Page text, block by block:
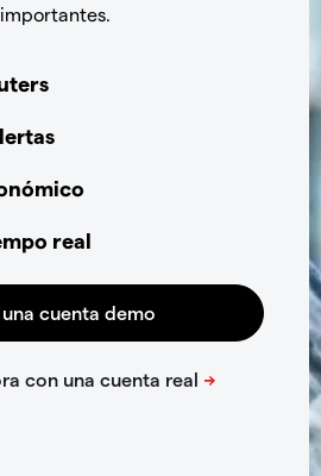
importantes.
real